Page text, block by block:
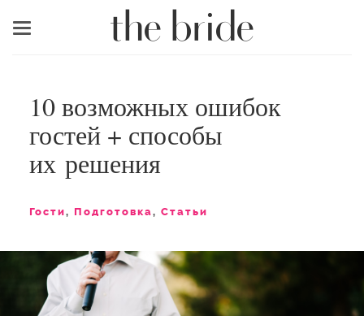
Меню
10 возможных ошибок
гостей + способы
их решения
Гости, Подготовка, Статьи